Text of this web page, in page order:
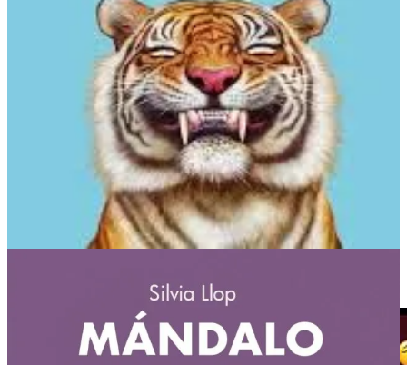
pequeña decisión que tomamos puede aportar luz al mundo o
oscuridad. Desde ese punto de vista, limpiar el lenguaje no solo es
un acto necesario de coherencia, sino también de rebelión contra un
mundo que busca desesperadamente normalizar lo bajo, lo obsceno
Mi ejemplo anecdótico en la librería no es la única forma de
demostrar que la vulgaridad está en auge. Hay una lista muy
interesante que clasifica las películas de Hollywood según su uso de
, y no es de extrañar que, de las películas que
aparecen en la lista, el 77 % se produjeran después del año 2000, el
48 % después del año 2010 y el 32 % en los últimos diez años.
La vulgaridad es la nueva normalidad. Mientras que hace solo unos
años el contenido explícito requería algún tipo de verificación de
edad para poder acceder a él (ya fuera en películas, videojuegos o